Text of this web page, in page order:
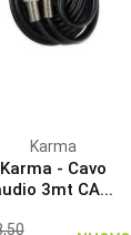
Karma
Karma - Cavo
3mt CA...